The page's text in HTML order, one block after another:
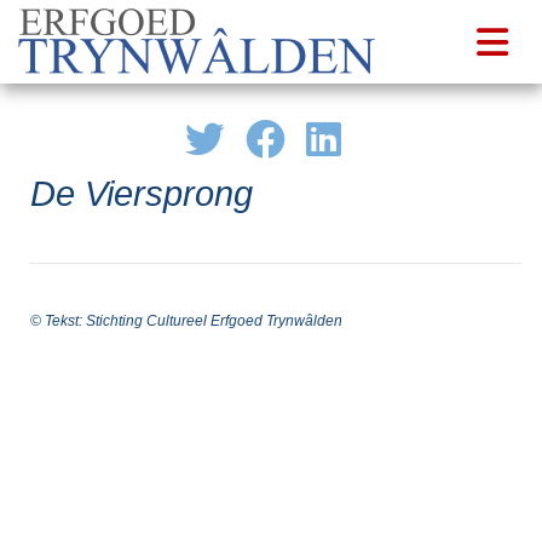
De Viersprong
© Tekst: Stichting Cultureel Erfgoed Trynwâlden